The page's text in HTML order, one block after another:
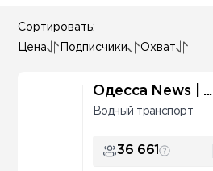
Сортировать:
Цена Подписчики Охват
Одесса News | ...
Водный транспорт
36 661